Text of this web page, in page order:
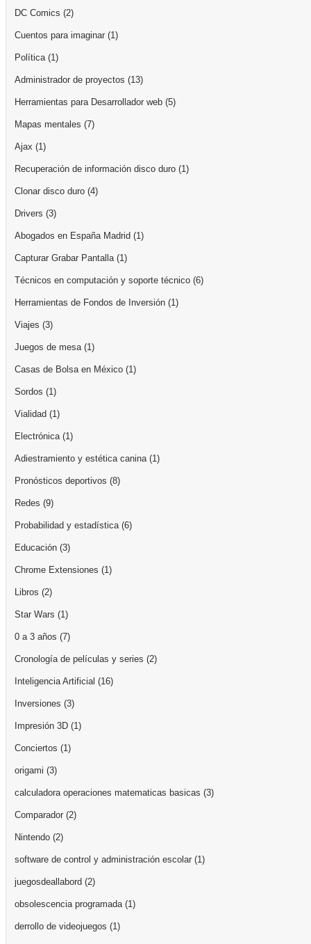
DC Comics (2)
Cuentos para imaginar (1)
Política(1)
Administrador de proyectos (13)
Herramientas para Desarrollador web (5)
Mapas mentales (7)
Ajax (1)
Recuperación de información disco duro (1)
Clonar disco duro (4)
Drivers (3)
Abogados en España Madrid (1)
Capturar Grabar Pantalla(1)
Técnicos en computación y soporte técnico (6)
Herramientas de Fondos de Inversión (1)
Viajes (3)
Juegos de mesa(1)
Casas de Bolsa en México (1)
Sordos (1)
Vialidad (1)
Electrónica(1)
Adiestramiento y estética canina(1)
Pronósticos deportivos (8)
Redes (9)
Probabilidad y estadística(6)
Educación (3)
Chrome Extensiones (1)
Libros (2)
Star Wars (1)
0 a 3 años (7)
Cronología de películas y series (2)
Inteligencia Artificial (16)
Inversiones (3)
Impresión 3D (1)
Conciertos (1)
origami (3)
calculadora operaciones matematicas basicas (3)
Comparador (2)
Nintendo (2)
software de control y administración escolar (1)
juegosdeallabord (2)
obsolescencia programada(1)
derrollo de videojuegos (1)